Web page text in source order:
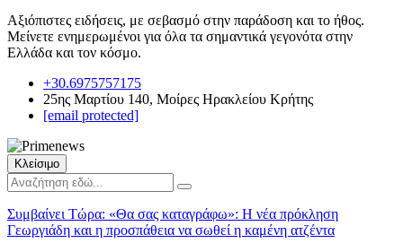
Αξιόπιστες ειδήσεις, με σεβασμό στην παράδοση και το ήθος.
Μείνετε ενημερωμένοι για όλα τα σημαντικά γεγονότα στην
Ελλάδα και τον κόσμο.
+30.6975757175
25ης Μαρτίου 140, Μοίρες Ηρακλείου Κρήτης
[email protected]
Κλείσιμο
Συμβαίνει Τώρα: «Θα σας καταγράφω»: Η νέα πρόκληση
Γεωργιάδη και η προσπάθεια να σωθεί η καμένη ατζέντα